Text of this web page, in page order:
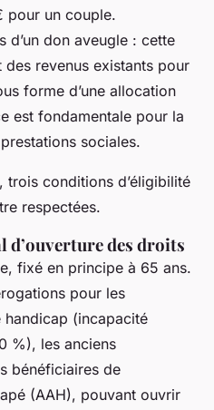
pour un couple.
d’un don aveugle : cette
revenus existants pour
forme d’une allocation
est fondamentale pour la
sociales.
trois conditions d’éligibilité
respectées.
d’ouverture des droits
fixé en principe à 65 ans.
pour les
handicap (incapacité
%), les anciens
bénéficiaires de
(AAH), pouvant ouvrir